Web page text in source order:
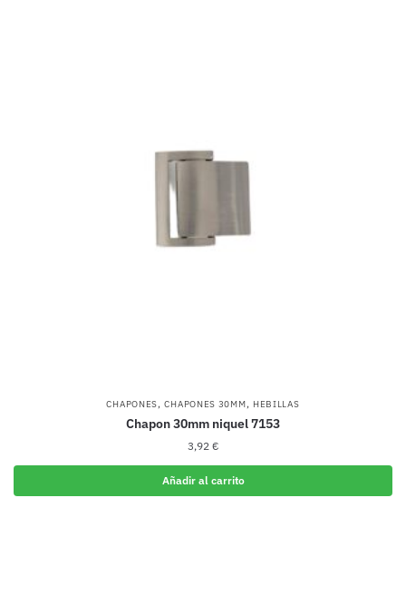
CHAPONES,CHAPONES 30MM, HEBILLAS
Chapon 30mm niquel 7153
3,92 €
Añadir al carrito